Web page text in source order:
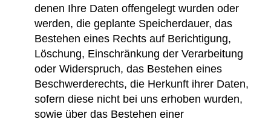
denen Ihre Daten offengelegt wurden oder
werden, die geplante Speicherdauer, das
Bestehen eines Rechts auf Berichtigung,
Löschung, Einschränkung der Verarbeitung
oder Widerspruch, das Bestehen eines
Beschwerderechts, die Herkunft ihrer Daten,
sofern diese nicht bei uns erhoben wurden,
sowie über das Bestehen einer